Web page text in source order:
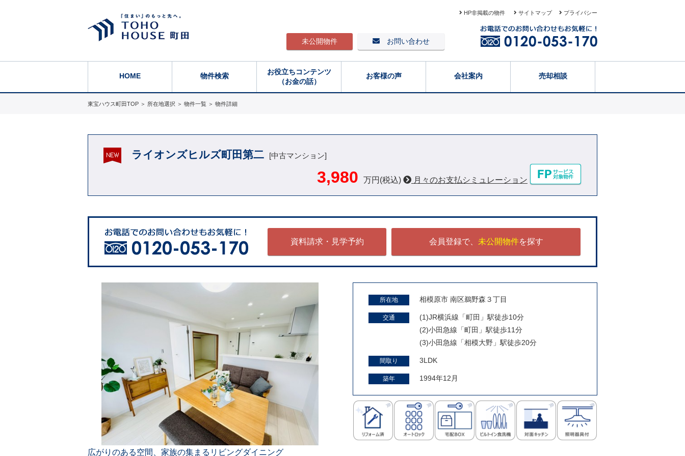
未公開物件 お問い合わせ
HP非掲載の物件 サイトマップ プライバシー
HOME 物件検索
お役立ちコンテンツ
（お金の話）
お客様の声 会社案内 売却相談
東宝ハウス町田TOP ＞ 所在地選択 ＞ 物件一覧 ＞ 物件詳細
ライオンズヒルズ町田第二 [中古マンション]
3,980 万円(税込) 月々のお支払シミュレーション
資料請求・見学予約 会員登録で、 未公開物件を探す
広がりのある空間、家族の集まるリビングダイニング
所在地 相模原市 南区鵜野森３丁目
交通
(1)JR横浜線「町田」駅徒歩10分
(2)小田急線「町田」駅徒歩11分
(3)小田急線「相模大野」駅徒歩20分
間取り 3LDK
築年 1994年12月